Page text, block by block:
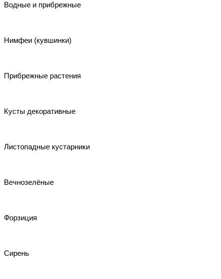
Водные и прибрежные
Нимфеи (кувшинки)
Прибрежные растения
Кусты декоративные
Листопадные кустарники
Вечнозелёные
Форзиция
Сирень